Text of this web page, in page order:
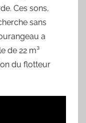
Ces sons,
sans
a
de 22 m³
du flotteur